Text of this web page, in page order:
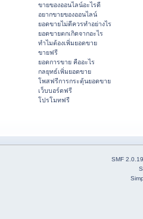
ขายของออนไลน์อะไรดี
อยากขายของออนไลน์
ยอดขายไม่ดีควรทำอย่างไร
ยอดขายตกเกิดจากอะไร
ทำไมต้องเพิ่มยอดขาย
ขายฟรี
ยอดการขาย คืออะไร
กลยุทธ์เพิ่มยอดขาย
โพสฟรีการกระตุ้นยอดขาย
เว็บบอร์ดฟรี
โปรโมทฟรี
SMF 2.0.19